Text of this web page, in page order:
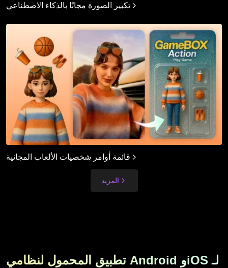
تكبير الصورة مجانًا بالذكاء الاصطناعي
قائمة أوامر شخصيات الألعاب المجانية
المزيد
تطبيق المحمول لنظامي Android وiOS لـ